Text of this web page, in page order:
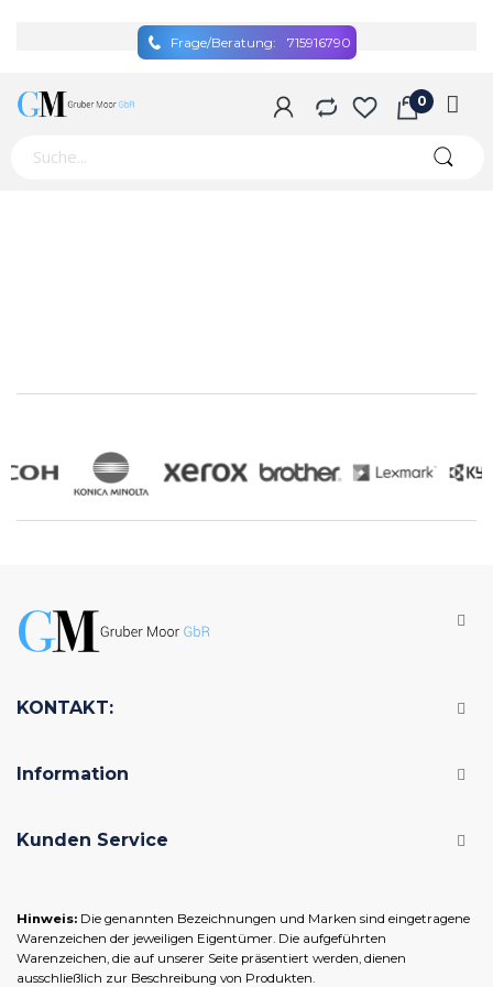
Frage/Beratung: 715916790
KONTAKT:
Information
Kunden Service
Hinweis: Die genannten Bezeichnungen und Marken sind eingetragene
Warenzeichen der jeweiligen Eigentümer. Die aufgeführten
Warenzeichen, die auf unserer Seite präsentiert werden, dienen
ausschließlich zur Beschreibung von Produkten.